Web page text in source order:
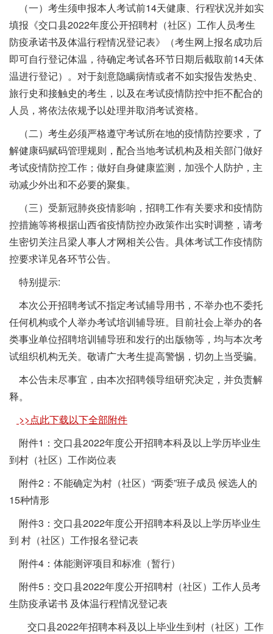
（一）考生须申报本人考试前14天健康、行程状况并如实
填报《交口县2022年度公开招聘村（社区）工作人员考生
防疫承诺书及体温行程情况登记表》（考生网上报名成功后
即可自行登记体温，待确定考试各环节日期后截取前14天体
温进行登记）。对于刻意隐瞒病情或者不如实报告发热史、
旅行史和接触史的考生，以及在考试疫情防控中拒不配合的
人员，将依法依规予以处理并取消考试资格。
（二）考生必须严格遵守考试所在地的疫情防控要求，了
解健康码赋码管理规则，配合当地考试机构及相关部门做好
考试疫情防控工作；做好自身健康监测，加强个人防护，主
动减少外出和不必要的聚集。
（三）受新冠肺炎疫情影响，招聘工作有关要求和疫情防
控措施等将根据山西省疫情防控办政策作出实时调整，请考
生密切关注吕梁人事人才网相关公告。具体考试工作疫情防
控要求详见各环节公告。
特别提示:
本次公开招聘考试不指定考试辅导用书，不举办也不委托
任何机构或个人举办考试培训辅导班。目前社会上举办的各
类事业单位招聘培训辅导班和发行的出版物等，均与本次考
试组织机构无关。敬请广大考生提高警惕，切勿上当受骗。
本公告未尽事宜，由本次招聘领导组研究决定，并负责解
释。
>>点此下载以下全部附件
附件1：交口县2022年度公开招聘本科及以上学历毕业生
到村（社区）工作岗位表
附件2：不能确定为村（社区）“两委”班子成员 候选人的
15种情形
附件3：交口县2022年度公开招聘本科及以上学历毕业生
到 村（社区）工作报名登记表
附件4：体能测评项目和标准（暂行）
附件5：交口县2022年度公开招聘村（社区）工作人员考
生防疫承诺书 及体温行程情况登记表
交口县2022年招聘本科及以上毕业生到村（社区）工作